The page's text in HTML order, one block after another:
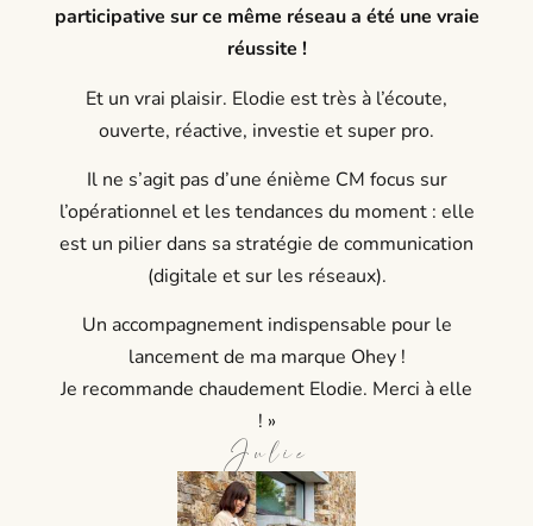
participative sur ce même réseau a été une vraie
réussite !
Et un vrai plaisir. Elodie est très à l’écoute,
ouverte, réactive, investie et super pro.
Il ne s’agit pas d’une énième CM focus sur
l’opérationnel et les tendances du moment : elle
est un pilier dans sa stratégie de communication
(digitale et sur les réseaux).
Un accompagnement indispensable pour le
lancement de ma marque Ohey !
Je recommande chaudement Elodie. Merci à elle
! »
Julie